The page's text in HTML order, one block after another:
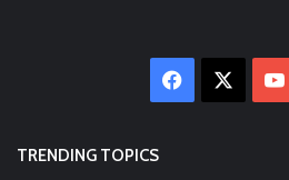
Facebook
TRENDING TOPICS